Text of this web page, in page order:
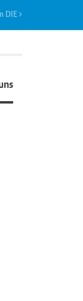
DIE